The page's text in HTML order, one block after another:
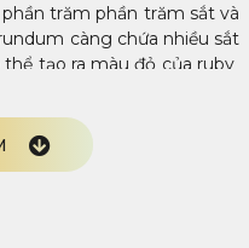
trăm phần trăm sắt và
càng chứa nhiều sắt
tạo ra màu đỏ của ruby
Sapphire khác đều đến từ
bao gồm Madagascar,